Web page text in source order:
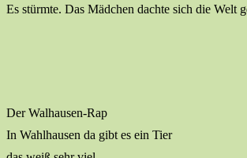
Es stürmte. Das Mädchen dachte sich die Welt
Der Walhausen-Rap
In Wahlhausen da gibt es ein Tier